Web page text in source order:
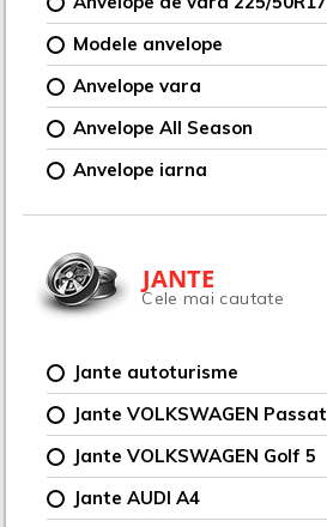
Modele anvelope
Anvelope vara
Anvelope All Season
Anvelope iarna
JANTE
Cele mai cautate
Jante autoturisme
Jante VOLKSWAGEN Passat
Jante VOLKSWAGEN Golf 5
Jante AUDI A4